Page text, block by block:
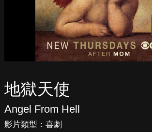
地獄天使
Angel From Hell
影片類型： 喜劇